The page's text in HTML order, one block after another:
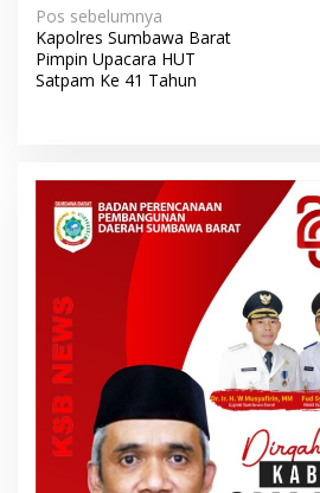
N
a
v
a
o
Pos sebelumnya
Kapolres Sumbawa Barat
Pimpin Upacara HUT
Satpam Ke 41 Tahun